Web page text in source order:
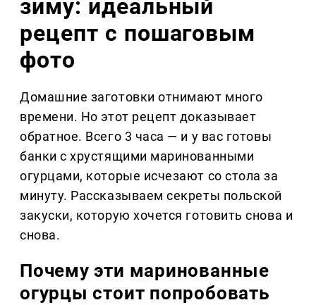
зиму: идеальный
рецепт с пошаговым
фото
Домашние заготовки отнимают много
времени. Но этот рецепт доказывает
обратное. Всего 3 часа — и у вас готовы
банки с хрустящими маринованными
огурцами, которые исчезают со стола за
минуту. Рассказываем секреты польской
закуски, которую хочется готовить снова и
снова.
Почему эти маринованные
огурцы стоит попробовать